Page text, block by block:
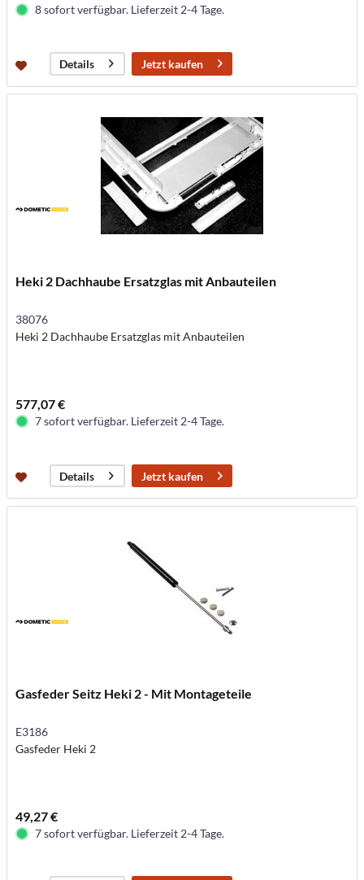
8 sofort verfügbar. Lieferzeit 2-4 Tage.
Details Jetzt kaufen
Heki 2 Dachhaube Ersatzglas mit Anbauteilen
38076
Heki 2 Dachhaube Ersatzglas mit Anbauteilen
577,07 €
7 sofort verfügbar. Lieferzeit 2-4 Tage.
Details Jetzt kaufen
Gasfeder Seitz Heki 2 - Mit Montageteile
E3186
Gasfeder Heki 2
49,27 €
7 sofort verfügbar. Lieferzeit 2-4 Tage.